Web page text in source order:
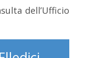
dell’Ufficio